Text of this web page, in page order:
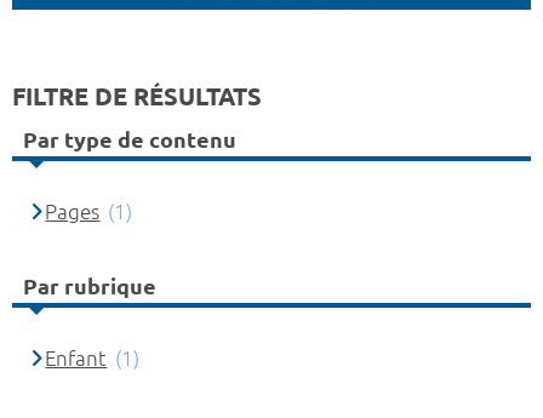
FILTRE DE RÉSULTATS
Par type de contenu
Pages (1)
Par rubrique
Enfant (1)